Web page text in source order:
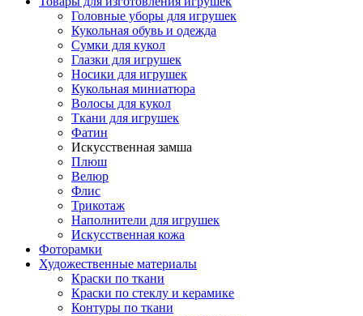
Головные уборы для игрушек
Кукольная обувь и одежда
Сумки для кукол
Глазки для игрушек
Носики для игрушек
Кукольная миниатюра
Волосы для кукол
Ткани для игрушек
Фатин
Искусственная замша
Плюш
Велюр
Флис
Трикотаж
Наполнители для игрушек
Искусственная кожа
Фоторамки
Художественные материалы
Краски по ткани
Краски по стеклу и керамике
Контуры по ткани